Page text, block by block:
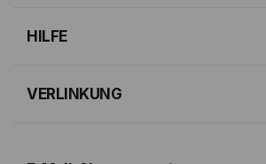
HILFE
VERLINKUNG